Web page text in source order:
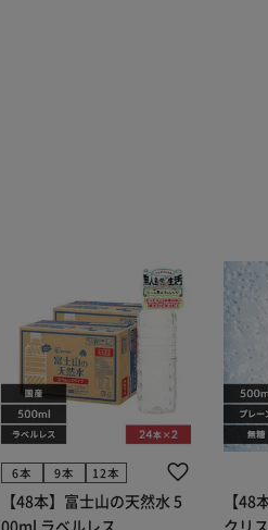
6本 9本 12本
【48本】富士山の天然水 5
【48